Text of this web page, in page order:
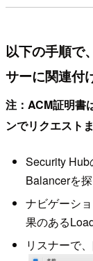
以下の手順で
サーに関連付
注：ACM証明書
ンでリクエスト
Security
Balancerを探
ナビゲーシ
果のある
リスナーで